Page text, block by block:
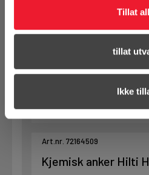
Tillat
tillat
Ikke
Logg inn eller
Art.nr. 72164509
Kjemisk anker Hilti